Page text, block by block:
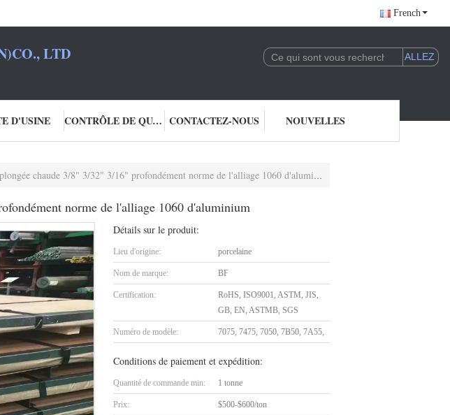
French
LTD
D'USINE CONTRÔLE DE QUALITÉ CONTACTEZ-NOUS NOUVELLES
chaude 3/8" 3/32" 3/16" profondément norme de l'alliage 1060 d'aluminium
norme de l'alliage 1060 d'aluminium
Détails sur le produit:
Lieu d'origine: porcelaine
Nom de marque: BF
Certification:
RoHS, ISO9001, ASTM, JIS,
GB, EN, ASTMB, SGS
Numéro de modèle: 7075, 7475, 7050, 7B50, 7A55,
Conditions de paiement et expédition:
Quantité de commande min: 1 tonne
Prix: $500-$600/ton